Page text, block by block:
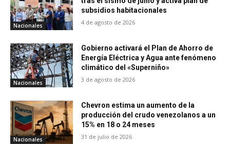
Nacionales
subsidios habitacionales
4 de agosto de 2026
Nacionales
Gobierno activará el Plan de Ahorro de
Energía Eléctrica y Agua ante fenómeno
climático del «Superniño»
3 de agosto de 2026
Nacionales
Chevron estima un aumento de la
producción del crudo venezolanos a un
15% en 18 o 24 meses
31 de julio de 2026